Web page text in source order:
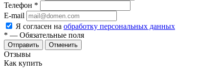
Телефон *
E-mail
Я согласен на обработку персональных данных
* — Обязательные поля
Отменить
Отзывы
Как купить